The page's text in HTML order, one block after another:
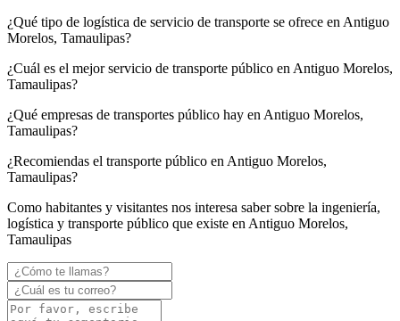
¿Qué tipo de logística de servicio de transporte se ofrece en Antiguo
Morelos, Tamaulipas?
¿Cuál es el mejor servicio de transporte público en Antiguo Morelos,
Tamaulipas?
¿Qué empresas de transportes público hay en Antiguo Morelos,
Tamaulipas?
¿Recomiendas el transporte público en Antiguo Morelos,
Tamaulipas?
Como habitantes y visitantes nos interesa saber sobre la ingeniería,
logística y transporte público que existe en Antiguo Morelos,
Tamaulipas